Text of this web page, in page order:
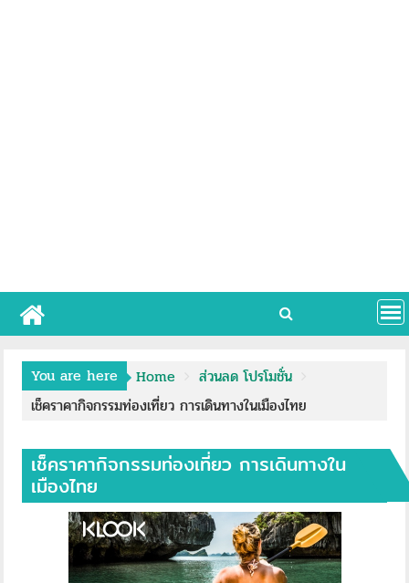
You are here Home
ส่วนลด โปรโมชั่น
เช็คราคากิจกรรมท่องเที่ยว การเดินทางในเมืองไทย
เช็คราคากิจกรรมท่องเที่ยว การเดินทางใน
เมืองไทย